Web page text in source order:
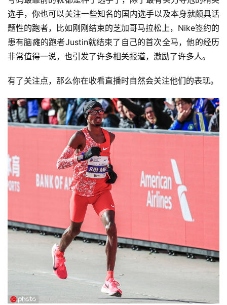
选手，你也可以关注一些知名的国内选手以及本身就颇具话
题性的跑者，比如刚刚结束的芝加哥马拉松上，Nike签约的
患有脑瘫的跑者Justin就结束了自己的首次全马，他的经历
非常值得一说，也引发了许多相关报道，激励了许多人。
有了关注点，那么你在收看直播时自然会关注他们的表现。